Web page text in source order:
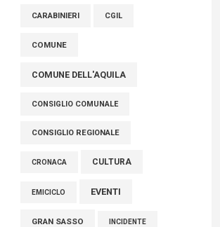
tra cui molti abruzzesi"
06 Agosto 2026
CARABINIERI CGIL
COMUNE
COMUNE DELL'AQUILA
CONSIGLIO COMUNALE
CONSIGLIO REGIONALE
CRONACA CULTURA
EMICICLO EVENTI
GRAN SASSO INCIDENTE